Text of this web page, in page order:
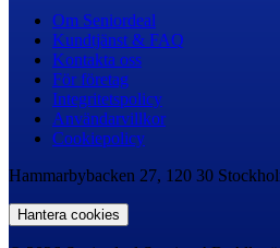
Om Seniordeal
Kundtjänst & FAQ
Kontakta oss
För företag
Integritetspolicy
Användarvillkor
Cookiepolicy
Hammarbybacken 27, 120 30
Hantera cookies